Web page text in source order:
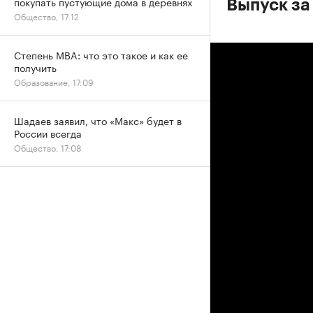
Выпуск
Общество, 17:12
Степень MBA: что это такое и как ее
получить
Образование, 17:09
Шадаев заявил, что «Макс» будет в
России всегда
Общество, 17:08